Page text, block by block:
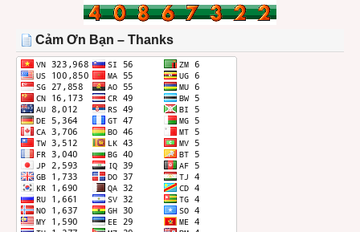
THÁNG
Cảm Ơn Bạn – Thanks